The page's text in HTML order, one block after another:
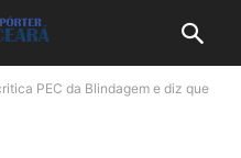
PEC da Blindagem e diz que